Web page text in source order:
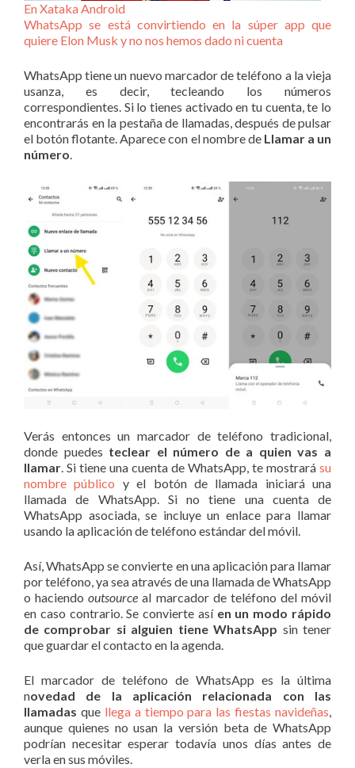
En Xataka Android
WhatsApp se está convirtiendo en la súper app que
quiere Elon Musk y no nos hemos dado ni cuenta
WhatsApp tiene un nuevo marcador de teléfono a la vieja
usanza, es decir, tecleando los números
correspondientes. Si lo tienes activado en tu cuenta, te lo
encontrarás en la pestaña de llamadas, después de pulsar
el botón flotante. Aparece con el nombre de Llamar a un
número.
Verás entonces un marcador de teléfono tradicional,
donde puedes teclear el número de a quien vas a
llamar. Si tiene una cuenta de WhatsApp, te mostrará su
nombre público y el botón de llamada iniciará una
llamada de WhatsApp. Si no tiene una cuenta de
WhatsApp asociada, se incluye un enlace para llamar
usando la aplicación de teléfono estándar del móvil.
Así, WhatsApp se convierte en una aplicación para llamar
por teléfono, ya sea através de una llamada de WhatsApp
o haciendooutsourceal marcador de teléfono del móvil
en caso contrario. Se convierte así en un modo rápido
de comprobar si alguien tiene WhatsApp sin tener
que guardar el contacto en la agenda.
El marcador de teléfono de WhatsApp es la última
novedad de la aplicación relacionada con las
llamadas que llega a tiempo para las fiestas navideñas,
aunque quienes no usan la versión beta de WhatsApp
podrían necesitar esperar todavía unos días antes de
verla en sus móviles.